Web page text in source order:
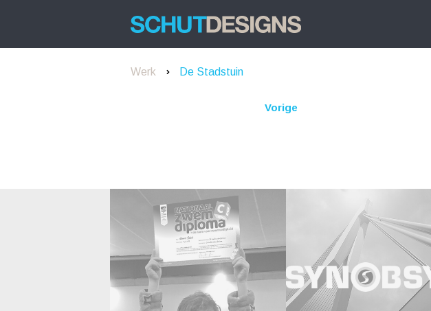
Werk De Stadstuin
Vorige